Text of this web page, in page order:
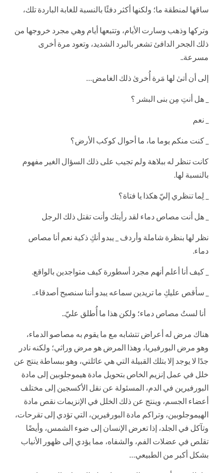
ساقها لمنطقة ما؛ ولكنها أكثر دفئًا بالنسبة للغابة الباردة تلك،
وتركها وذهب وسارت الأيام، وتتبعها أيام وهي مجرد خروجها من
ذلك الجحر الدافئ تشعر بالبرد الشديد، وتعود مرة أخرى
مسرعة..
إلى أن أتىٰ لها مَرة أُخرىٰ ذلك الغامض…
_ هل أنتِ مِن بنى البشر ؟
_ نعم
_ كنت منكم يوما ما، ما أحوال كوكب الأرض؟
كانت تنظر له ببلاهة ولم تجيب على ذلك السؤال الغير مفهوم
بالنسبة لها.
_ لِما تنظري إليّ هكذا يا فتاة؟
_ هل أنت مصاص دماء لقد رأيتك وأنت تقتل ذلك الرجل
نظر لها بنظرة شاملة وأردف _ يبدو أنكِ ذكية نعم أنا مصاص
دماء.
_ كيف أنا أعلم أنهم مجرد أسطورة كيف متواجدين بالواقع.
_ سأقص عليكِ ما تريدين سماعه يبدو أننا سنصبح أصدقاء..
أنا لستُ مصاص دماء؛ ولكن هذا ما أُطلق عليّ..
هناك مرض له أعراض تتشابه مع ما يقوم به مصاصو الدماء،
وهو مرض البورفيريا، وهذا المرض هو مرض وراثي؛ ولكنه نادر
جدًا لا يوجد إلا بتلك القبيلة التي هي عائلتي، وهو ببساطة ينتج عن
خلل في عمل إنزيم الخاص بتحويل مادة هيموجلوبين إلى مادة
البورفيرين في الدم، المسئولة عن نقل الأكسجين إلى مختلف
أعضاء الجسم، وينتج عن ذلك الخلل في الإنزيمات نقص مادة
الهيموجلوبين، وتراكم مادة البورفيرين، التي تؤدي إلى تقرحات،
وتآكل في الجلد، إذا تعرض الإنسان إلى ضوء الشمس، وأيضًا
تقلص في عضلات الفم، والشفاه، مما يؤدي إلى ظهور الأنياب
بشكل أكبر من الطبيعي…